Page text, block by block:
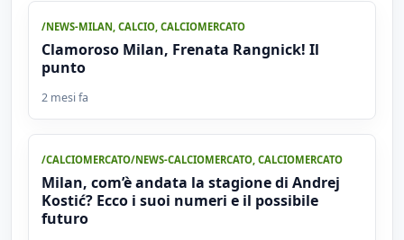
/NEWS-MILAN, CALCIO, CALCIOMERCATO
Clamoroso Milan, Frenata Rangnick! Il
punto
2 mesi fa
/CALCIOMERCATO/NEWS-CALCIOMERCATO, CALCIOMERCATO
Milan, com’è andata la stagione di Andrej
Kostić? Ecco i suoi numeri e il possibile
futuro